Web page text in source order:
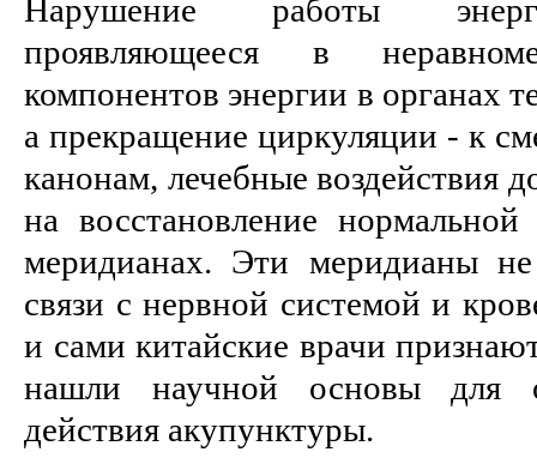
Нарушение работы
проявляющееся в
компонентов энергии в органах
а прекращение циркуляции - к
канонам, лечебные воздействия
на восстановление
меридианах. Эти меридианы
связи с нервной системой и
и сами китайские врачи
нашли научной основы для
действия акупунктуры.